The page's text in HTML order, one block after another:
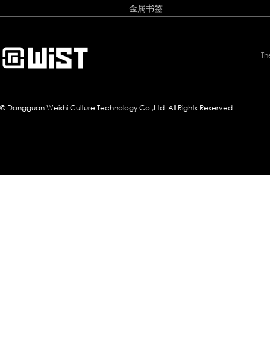
金属书签
© Dongguan Weishi Culture Technology Co.,Ltd. All Rights Reserved.